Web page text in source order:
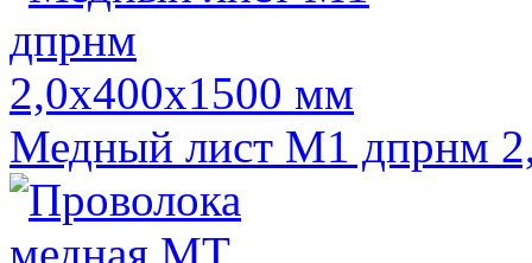
Медный лист М1 дпрнм